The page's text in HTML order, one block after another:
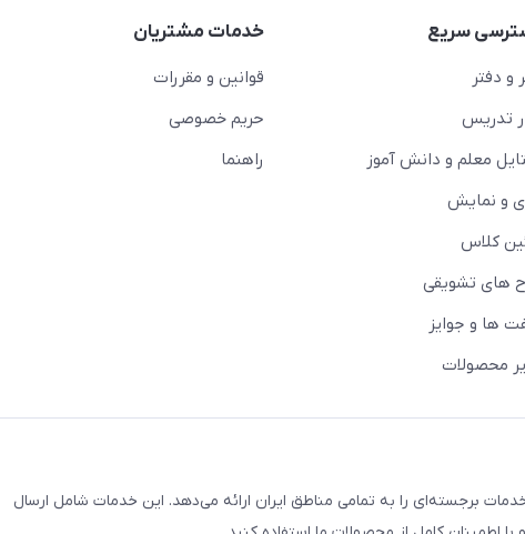
سریع
و دفتر
تدریس
معلم و دانش آموز
و نمایش
کلاس
های تشویقی
ها و جوایز
محصولات
خدمات مشتریان
قوانین و مقررات
حریم خصوصی
راهنما
برجسته‌ای را به تمامی مناطق ایران ارائه می‌دهد. این خدمات شامل ارسال